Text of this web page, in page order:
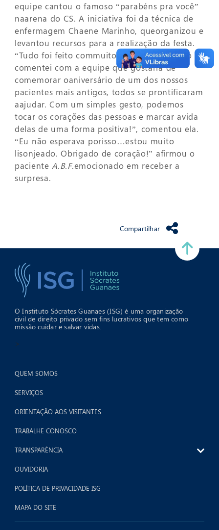
equipe cantou o famoso “parabéns pra você”
naarena do CS. A iniciativa foi da técnica de
enfermagem Chaene Marinho, queorganizou e
levantou recursos para a realização da festa.
“Tudo foi feito commuito carinho… quando
comentei com a equipe que gostaria de
comemorar oaniversário de um dos nossos
pacientes mais antigos, todos se prontificaram
aajudar. Com um simples gesto, podemos
tocar os corações das pessoas e marcar avida
delas de uma forma positiva!”, comentou ela.
“Eu não esperava porisso…estou muito
lisonjeado. Obrigado de coração!” afirmou o
pacienteA.B.F.emocionado em receber a
surpresa.
Compartilhar
O Instituto Sócrates Guanaes (ISG) é uma organização
civil de direito privado sem fins lucrativos que tem como
missão cuidar e salvar vidas.
>
QUEM SOMOS
SERVIÇOS
ORIENTAÇÃO AOS VISITANTES
TRABALHE CONOSCO
TRANSPARÊNCIA
OUVIDORIA
POLÍTICA DE PRIVACIDADE ISG
MAPA DO SITE